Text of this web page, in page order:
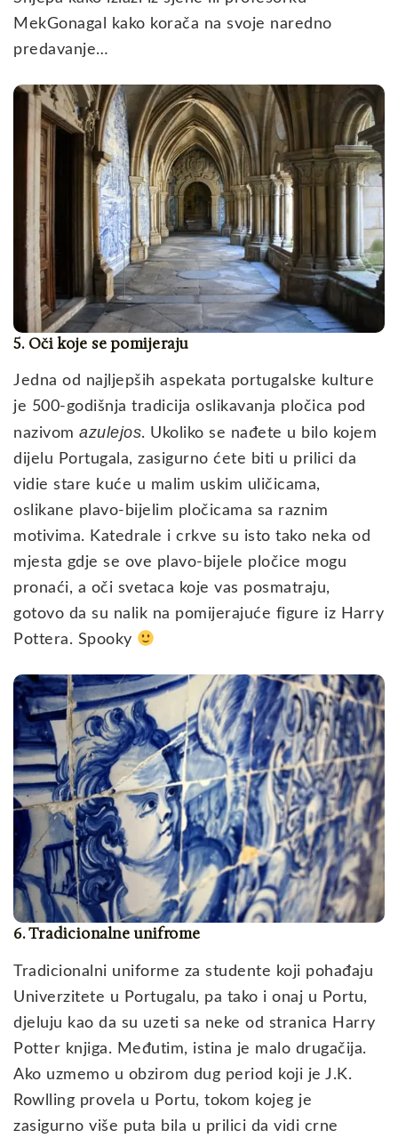
MekGonagal kako korača na svoje naredno
predavanje…
5. Oči koje se pomijeraju
Jedna od najljepših aspekata portugalske kulture
je 500-godišnja tradicija oslikavanja pločica pod
nazivom azulejos. Ukoliko se nađete u bilo kojem
dijelu Portugala, zasigurno ćete biti u prilici da
vidie stare kuće u malim uskim uličicama,
oslikane plavo-bijelim pločicama sa raznim
motivima. Katedrale i crkve su isto tako neka od
mjesta gdje se ove plavo-bijele pločice mogu
pronaći, a oči svetaca koje vas posmatraju,
gotovo da su nalik na pomijerajuće figure iz Harry
Pottera. Spooky
6. Tradicionalne unifrome
Tradicionalni uniforme za studente koji pohađaju
Univerzitete u Portugalu, pa tako i onaj u Portu,
djeluju kao da su uzeti sa neke od stranica Harry
Potter knjiga. Međutim, istina je malo drugačija.
Ako uzmemo u obzirom dug period koji je J.K.
Rowlling provela u Portu, tokom kojeg je
zasigurno više puta bila u prilici da vidi crne